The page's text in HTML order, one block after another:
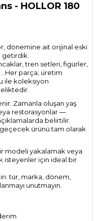
- HOLLOR 180
dönemine ait orijinal eski
getirdik.
tren setleri, figürler,
Her parça; üretim
ile koleksiyon
Zamanla oluşan yaş
restorasyonlar —
belirtilir.
ürünü tam olarak
modeli yakalamak veya
isteyenler için ideal bir
tür, marka, dönem,
unutmayın.